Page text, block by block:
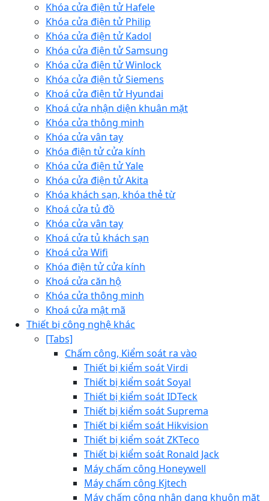
Khóa cửa điện tử Hafele
Khóa cửa điện tử Philip
Khóa cửa điện tử Kadol
Khóa cửa điện tử Samsung
Khóa cửa điện tử Winlock
Khóa cửa điện tử Siemens
Khoá cửa điện tử Hyundai
Khoá cửa nhận diện khuân mặt
Khóa cửa thông minh
Khóa cửa vân tay
Khóa điện tử cửa kính
Khóa cửa điện tử Yale
Khóa cửa điện tử Akita
Khóa khách sạn, khóa thẻ từ
Khoá cửa tủ đồ
Khóa cửa vân tay
Khoá cửa tủ khách sạn
Khoá cửa Wifi
Khóa điện tử cửa kính
Khoá cửa căn hộ
Khóa cửa thông minh
Khoá cửa mật mã
Thiết bị công nghệ khác
[Tabs]
Chấm công, Kiểm soát ra vào
Thiết bị kiểm soát Virdi
Thiết bị kiểm soát Soyal
Thiết bị kiểm soát IDTeck
Thiết bị kiểm soát Suprema
Thiết bị kiểm soát Hikvision
Thiết bị kiểm soát ZKTeco
Thiết bị kiểm soát Ronald Jack
Máy chấm công Honeywell
Máy chấm công Kjtech
Máy chấm công nhận dạng khuôn mặt